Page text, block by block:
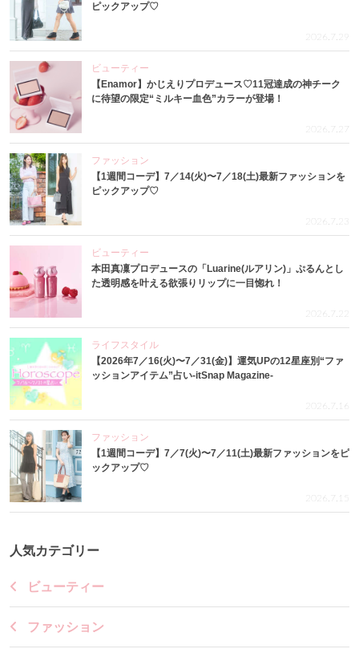
ピックアップ♡
2026.7.29
ビューティー
【Enamor】かじえりプロデュース♡11冠達成の神チーク
に待望の限定“ミルキー血色”カラーが登場！
2026.7.27
ファッション
【1週間コーデ】7／14(火)〜7／18(土)最新ファッションを
ピックアップ♡
2026.7.23
ビューティー
本田真凜プロデュースの「Luarine(ルアリン)」ぷるんとし
た透明感を叶える欲張りリップに一目惚れ！
2026.7.22
ライフスタイル
【2026年7／16(火)〜7／31(金)】運気UPの12星座別“ファ
ッションアイテム”占い-itSnap Magazine-
2026.7.16
ファッション
【1週間コーデ】7／7(火)〜7／11(土)最新ファッションをピ
ックアップ♡
2026.7.15
人気カテゴリー
ビューティー
ファッション